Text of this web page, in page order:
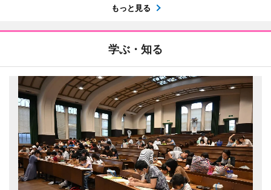
もっと見る
学ぶ・知る